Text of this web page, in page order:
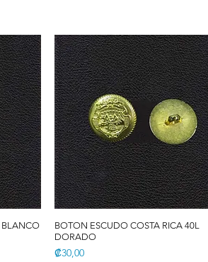
BLANCO
BOTON ESCUDO COSTA RICA 40L
DORADO
Precio
₡30,00